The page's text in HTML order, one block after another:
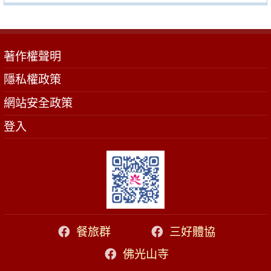
著作權聲明
隱私權政策
網站安全政策
登入
餐旅群
三好體協
佛光山寺